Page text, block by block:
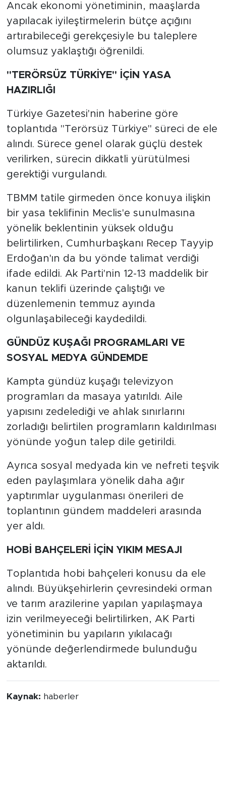
Ancak ekonomi yönetiminin, maaşlarda
yapılacak iyileştirmelerin bütçe açığını
artırabileceği gerekçesiyle bu taleplere
olumsuz yaklaştığı öğrenildi.
"TERÖRSÜZ TÜRKİYE" İÇİN YASA
HAZIRLIĞI
Türkiye Gazetesi'nin haberine göre
toplantıda "Terörsüz Türkiye" süreci de ele
alındı. Sürece genel olarak güçlü destek
verilirken, sürecin dikkatli yürütülmesi
gerektiği vurgulandı.
TBMM tatile girmeden önce konuya ilişkin
bir yasa teklifinin Meclis'e sunulmasına
yönelik beklentinin yüksek olduğu
belirtilirken, Cumhurbaşkanı Recep Tayyip
Erdoğan'ın da bu yönde talimat verdiği
ifade edildi. Ak Parti'nin 12-13 maddelik bir
kanun teklifi üzerinde çalıştığı ve
düzenlemenin temmuz ayında
olgunlaşabileceği kaydedildi.
GÜNDÜZ KUŞAĞI PROGRAMLARI VE
SOSYAL MEDYA GÜNDEMDE
Kampta gündüz kuşağı televizyon
programları da masaya yatırıldı. Aile
yapısını zedelediği ve ahlak sınırlarını
zorladığı belirtilen programların kaldırılması
yönünde yoğun talep dile getirildi.
Ayrıca sosyal medyada kin ve nefreti teşvik
eden paylaşımlara yönelik daha ağır
yaptırımlar uygulanması önerileri de
toplantının gündem maddeleri arasında
yer aldı.
HOBİ BAHÇELERİ İÇİN YIKIM MESAJI
Toplantıda hobi bahçeleri konusu da ele
alındı. Büyükşehirlerin çevresindeki orman
ve tarım arazilerine yapılan yapılaşmaya
izin verilmeyeceği belirtilirken, AK Parti
yönetiminin bu yapıların yıkılacağı
yönünde değerlendirmede bulunduğu
aktarıldı.
Kaynak: haberler